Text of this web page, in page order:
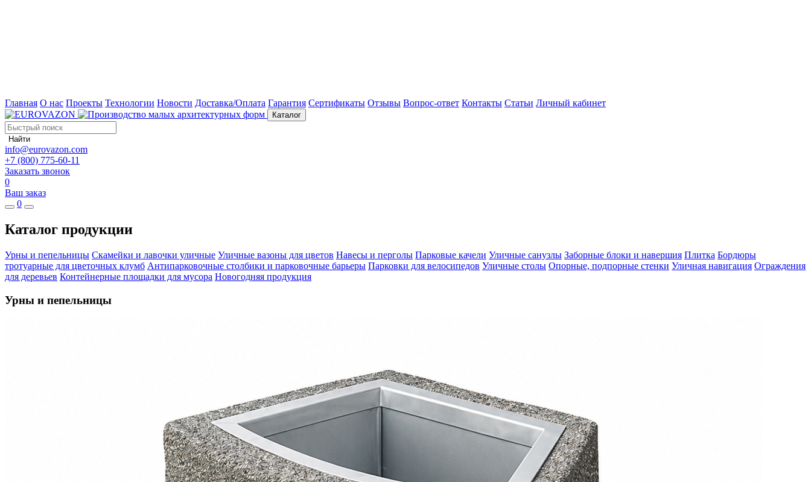
Главная О нас Проекты Технологии Новости Доставка/Оплата Гарантия Сертификаты Отзывы Вопрос-ответ Контакты Статьи Личный кабинет
Каталог
Найти
info@eurovazon.com
+7 (800) 775-60-11
Заказать звонок
0
Ваш заказ
0
Каталог продукции
Урны и пепельницы Скамейки и лавочки уличные Уличные вазоны для цветов Навесы и перголы Парковые качели Уличные санузлы Заборные блоки и навершия Плитка Бордюры
тротуарные для цветочных клумб Антипарковочные столбики и парковочные барьеры Парковки для велосипедов Уличные столы Опорные, подпорные стенки Уличная навигация Ограждения
для деревьев Контейнерные площадки для мусора Новогодняя продукция
Урны и пепельницы